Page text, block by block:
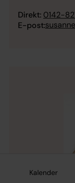
Kalender
Direkt: 0142-
E-post: